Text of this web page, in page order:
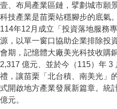
壹、布局產業區鏈，擘劃城市願
科技產業是苗栗站穩腳步的底氣
114年12月成立「投資落地服務
源，以單一窗口協助企業排除投
會期，記憶體大廠美光科技收購
2,317 億元、並於今（115）年
禮，讓苗栗「北台積、南美光」
式開啟地方產業發展新篇章。統
億元。